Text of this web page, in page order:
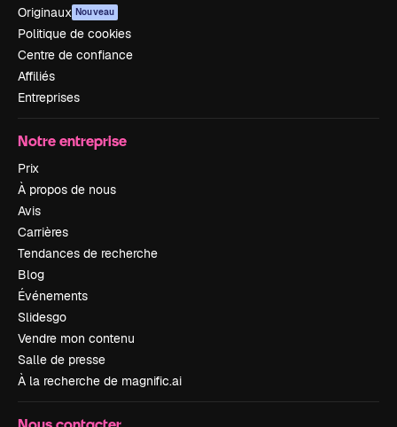
Originaux Nouveau
Politique de cookies
Centre de confiance
Affiliés
Entreprises
Notre entreprise
Prix
À propos de nous
Avis
Carrières
Tendances de recherche
Blog
Événements
Slidesgo
Vendre mon contenu
Salle de presse
À la recherche de magnific.ai